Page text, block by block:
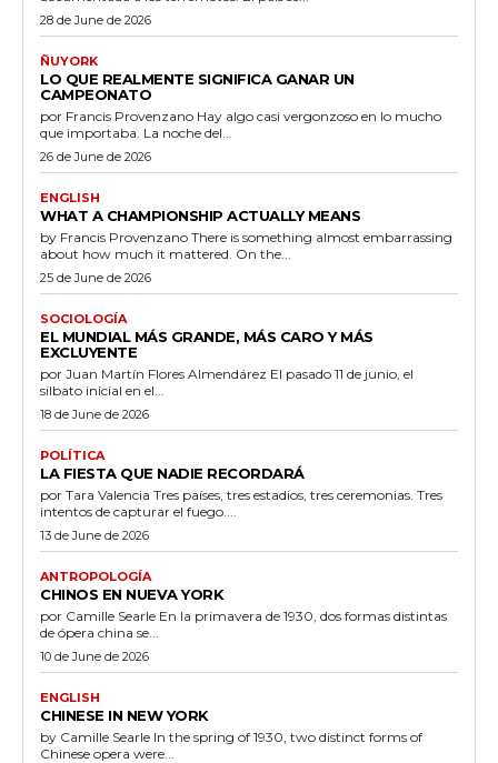
28 de June de 2026
ÑUYORK
LO QUE REALMENTE SIGNIFICA GANAR UN
CAMPEONATO
por Francis Provenzano Hay algo casi vergonzoso en lo mucho
que importaba. La noche del...
26 de June de 2026
ENGLISH
WHAT A CHAMPIONSHIP ACTUALLY MEANS
by Francis Provenzano There is something almost embarrassing
about how much it mattered. On the...
25 de June de 2026
SOCIOLOGÍA
EL MUNDIAL MÁS GRANDE, MÁS CARO Y MÁS
EXCLUYENTE
por Juan Martín Flores Almendárez El pasado 11 de junio, el
silbato inicial en el...
18 de June de 2026
POLÍTICA
LA FIESTA QUE NADIE RECORDARÁ
por Tara Valencia Tres países, tres estadios, tres ceremonias. Tres
intentos de capturar el fuego....
13 de June de 2026
ANTROPOLOGÍA
CHINOS EN NUEVA YORK
por Camille Searle En la primavera de 1930, dos formas distintas
de ópera china se...
10 de June de 2026
ENGLISH
CHINESE IN NEW YORK
by Camille Searle In the spring of 1930, two distinct forms of
Chinese opera were...